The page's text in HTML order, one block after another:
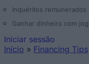
Inquéritos remunerados
Ganhar dinheiro com
Iniciar sessão
Início » Financing Tips